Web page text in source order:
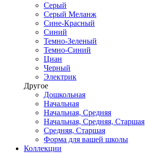
Серый
Серый Меланж
Сине-Красный
Синий
Темно-Зеленый
Темно-Синий
Циан
Черный
Электрик
Другое
Дошкольная
Начальная
Начальная, Средняя
Начальная, Средняя, Старшая
Средняя, Старшая
Форма для вашей школы
Коллекции